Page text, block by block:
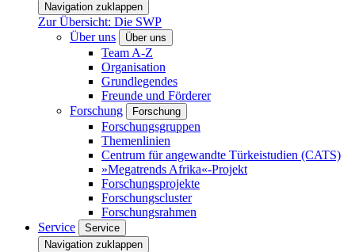
Navigation zuklappen
Zur Übersicht: Die SWP
Über uns
Über uns
Team A-Z
Organisation
Grundlegendes
Freunde und Förderer
Forschung
Forschung
Forschungsgruppen
Themenlinien
Centrum für angewandte Türkeistudien (CATS)
»Megatrends Afrika«-Projekt
Forschungsprojekte
Forschungscluster
Forschungsrahmen
Service
Service
Navigation zuklappen